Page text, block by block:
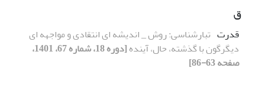
ق
قدرت تبارشناسی: روش _ اندیشه ای انتقادی و مواجهه ای
دیگرگون با گذشته، حال، آینده
[دوره 18، شماره 67، 1401،
صفحه 63-86]